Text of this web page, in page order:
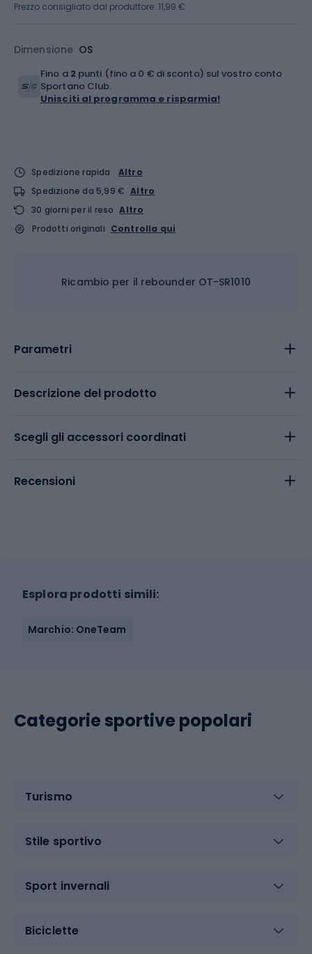
Dimensione OS
Prezzo consigliato dal produttore: 11,99 €
Fino a 2 punti (fino a 0 € di sconto) sul vostro conto
Sportano Club.
Unisciti al programma e risparmia!
Spedizione rapida
Altro
Spedizione da 5,99 € Altro
30 giorni per il reso Altro
Prodotti originali Controlla qui
Ricambio per il rebounder OT-SR1010
Parametri
Descrizione del prodotto
Scegli gli accessori coordinati
Recensioni
Esplora prodotti simili:
Marchio: OneTeam
Categorie sportive popolari
Turismo
Stile sportivo
Sport invernali
Biciclette